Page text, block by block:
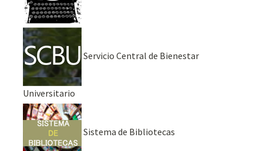
Servicio Central de Bienestar
Universitario
Sistema de Bibliotecas